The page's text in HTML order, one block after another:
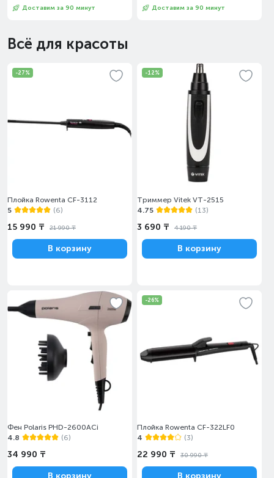
Доставим за 90 минут Доставим за 90 минут
Всё для красоты
-27%
Плойка Rowenta CF-3112
5
(6)
15 990 ₸ 21 990 ₸
В корзину
-12%
Триммер Vitek VT-2515
4.75
(13)
3 690 ₸ 4 190 ₸
В корзину
Фен Polaris PHD-2600ACi
4.8
(6)
34 990 ₸
В корзину
-26%
Плойка Rowenta CF-322LF0
4
(3)
22 990 ₸ 30 990 ₸
В корзину